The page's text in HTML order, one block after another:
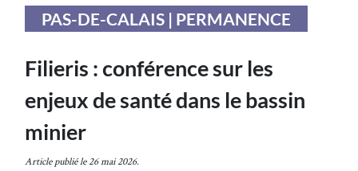
PAS-DE-CALAIS | PERMANENCE
Filieris : conférence sur les
enjeux de santé dans le bassin
minier
Article publié le 26 mai 2026.